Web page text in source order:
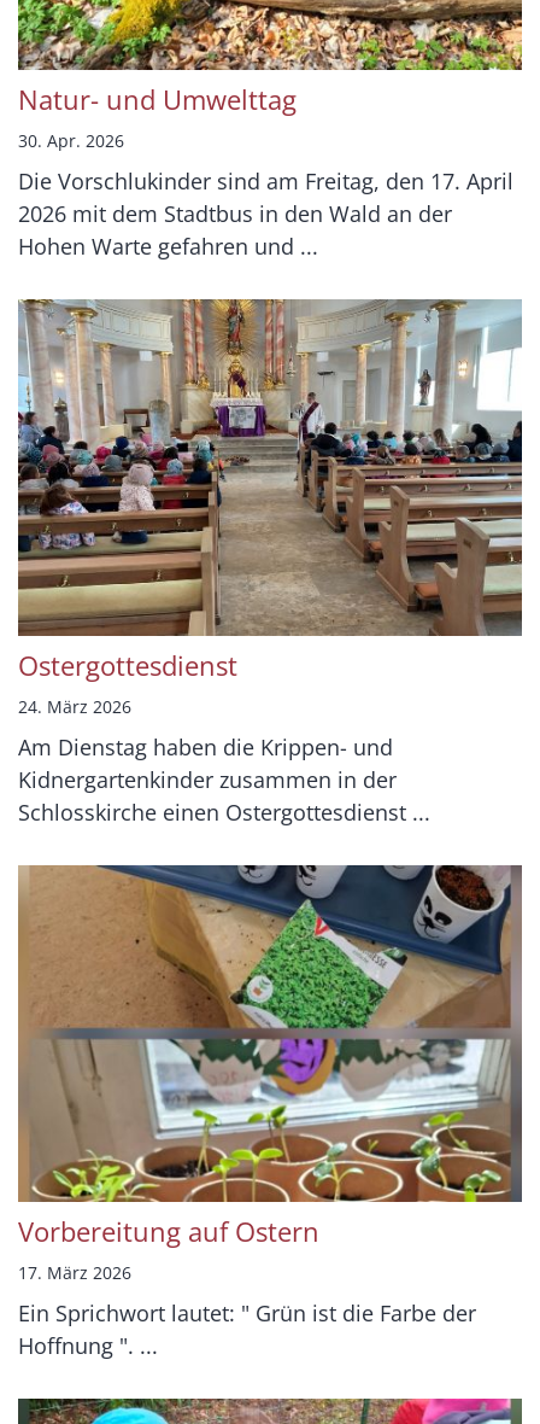
Natur- und Umwelttag
30. Apr. 2026
Die Vorschlukinder sind am Freitag, den 17. April
2026 mit dem Stadtbus in den Wald an der
Hohen Warte gefahren und ...
Ostergottesdienst
24. März 2026
Am Dienstag haben die Krippen- und
Kidnergartenkinder zusammen in der
Schlosskirche einen Ostergottesdienst ...
Vorbereitung auf Ostern
17. März 2026
Ein Sprichwort lautet: " Grün ist die Farbe der
Hoffnung ". ...